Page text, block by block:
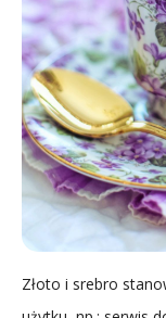
Złoto i srebro